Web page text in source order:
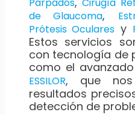
Párpados Cirugía
de Glaucoma,
Prótesis Oculares y
Estos servicios
con tecnología de
como el
ESSILOR, que nos
resultados
detección de